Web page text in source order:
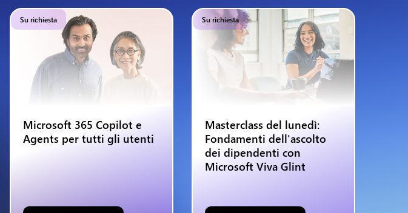
Su richiesta
Microsoft 365 Copilot e
Agents per tutti gli utenti
Su richiesta
Masterclass del lunedì:
Fondamenti dell'ascolto
dei dipendenti con
Microsoft Viva Glint